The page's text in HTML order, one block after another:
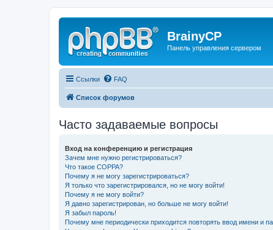
BrainyCP
Панель управления сервером
Ссылки FAQ
Список форумов
Часто задаваемые вопросы
Вход на конференцию и регистрация
Зачем мне нужно регистрироваться?
Что такое COPPA?
Почему я не могу зарегистрироваться?
Я только что зарегистрировался, но не могу войти!
Почему я не могу войти?
Я давно зарегистрирован, но больше не могу войти!
Я забыл пароль!
Почему мне периодически приходится повторять ввод имени и